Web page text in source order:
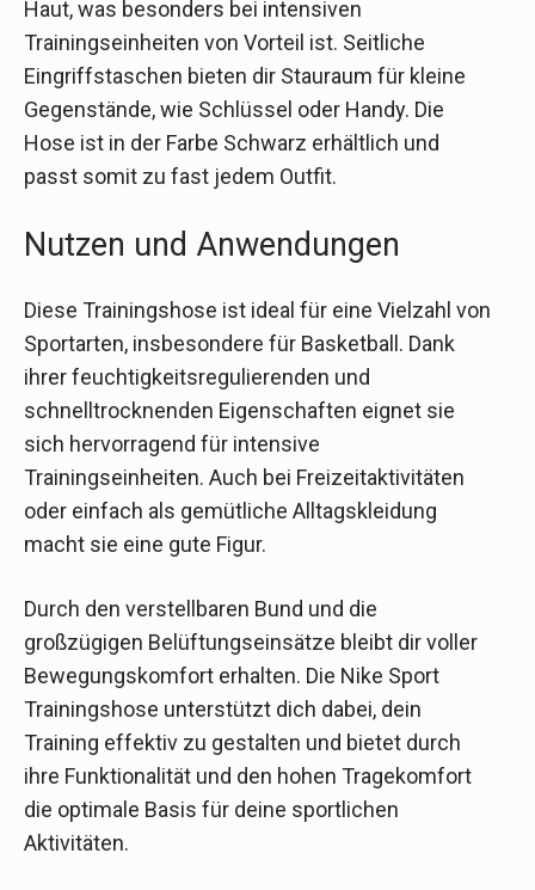
Haut, was besonders bei intensiven
Trainingseinheiten von Vorteil ist. Seitliche
Eingriffstaschen bieten dir Stauraum für kleine
Gegenstände, wie Schlüssel oder Handy. Die
Hose ist in der Farbe Schwarz erhältlich und
passt somit zu fast jedem Outfit.
Nutzen und Anwendungen
Diese Trainingshose ist ideal für eine Vielzahl von
Sportarten, insbesondere für Basketball. Dank
ihrer feuchtigkeitsregulierenden und
schnelltrocknenden Eigenschaften eignet sie
sich hervorragend für intensive
Trainingseinheiten. Auch bei Freizeitaktivitäten
oder einfach als gemütliche Alltagskleidung
macht sie eine gute Figur.
Durch den verstellbaren Bund und die
großzügigen Belüftungseinsätze bleibt dir voller
Bewegungskomfort erhalten. Die Nike Sport
Trainingshose unterstützt dich dabei, dein
Training effektiv zu gestalten und bietet durch
ihre Funktionalität und den hohen Tragekomfort
die optimale Basis für deine sportlichen
Aktivitäten.